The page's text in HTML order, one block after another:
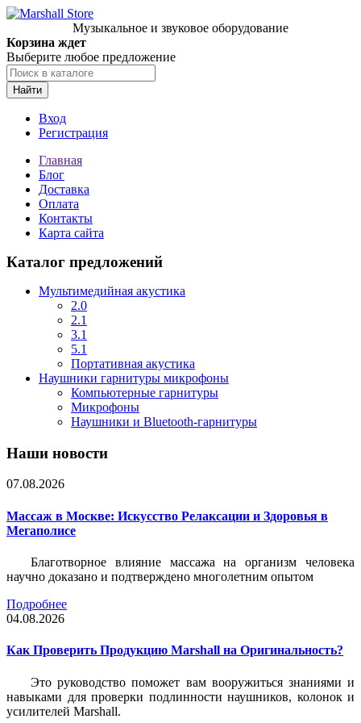
Музыкальное и звуковое оборудование
Корзина ждет
Выберите любое предложение
Найти
Вход
Регистрация
Главная
Блог
Доставка
Оплата
Контакты
Карта сайта
Каталог предложений
Мультимедийная акустика
2.0
2.1
3.1
5.1
Портативная акустика
Наушники гарнитуры микрофоны
Компьютерные гарнитуры
Микрофоны
Наушники и Bluetooth-гарнитуры
Наши новости
07.08.2026
Массаж в Москве: Искусство Релаксации и Здоровья в
Мегаполисе
Благотворное влияние массажа на организм человека
научно доказано и подтверждено многолетним опытом
Подробнее
04.08.2026
Как Проверить Продукцию Marshall на Оригинальность?
Это руководство поможет вам вооружиться знаниями и
навыками для проверки подлинности наушников, колонок и
усилителей Marshall.